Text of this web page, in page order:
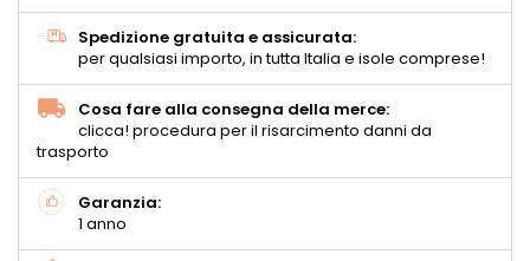
Spedizione gratuita e assicurata:
per qualsiasi importo, in tutta Italia e isole comprese!
Cosa fare alla consegna della merce:
clicca! procedura per il risarcimento danni da
trasporto
Garanzia:
1 anno